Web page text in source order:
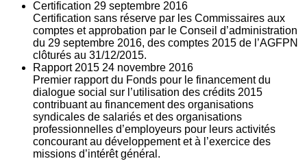
Certification 29 septembre 2016
Certification sans réserve par les Commissaires aux
comptes et approbation par le Conseil d’administration
du 29 septembre 2016, des comptes 2015 de l’AGFPN
clôturés au 31/12/2015.
Rapport 2015 24 novembre 2016
Premier rapport du Fonds pour le financement du
dialogue social sur l’utilisation des crédits 2015
contribuant au financement des organisations
syndicales de salariés et des organisations
professionnelles d’employeurs pour leurs activités
concourant au développement et à l’exercice des
missions d’intérêt général.